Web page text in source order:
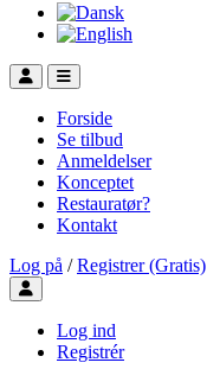
Forside
Se tilbud
Anmeldelser
Konceptet
Restauratør?
Kontakt
Log på / Registrer (Gratis)
Toggle user menu
Log ind
Registrér